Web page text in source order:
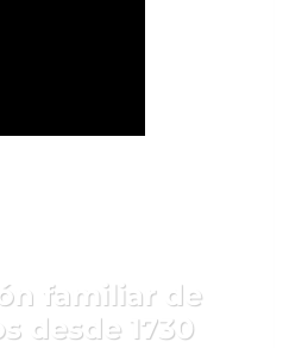
familiar de
desde 1730